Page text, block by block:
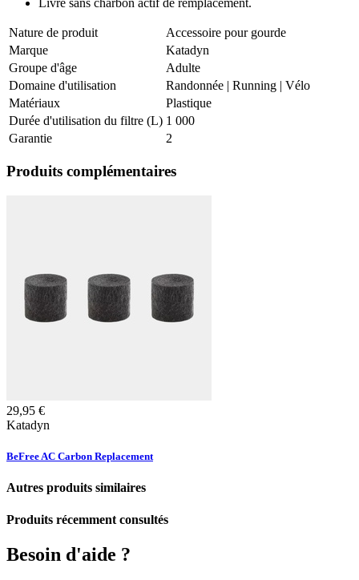
Nature de produit
Accessoire pour gourde
Marque
Katadyn
Groupe d'âge
Adulte
Domaine d'utilisation
Randonnée | Running | Vélo
Matériaux
Plastique
Durée d'utilisation du filtre (L) 1 000
Garantie
2
Produits complémentaires
29,95 €
Katadyn
BeFree AC Carbon Replacement
Autres produits similaires
Produits récemment consultés
Besoin d'aide ?